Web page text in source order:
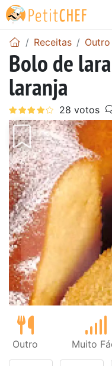
Receitas Outro
Bolo de
laranja
Outro Muito